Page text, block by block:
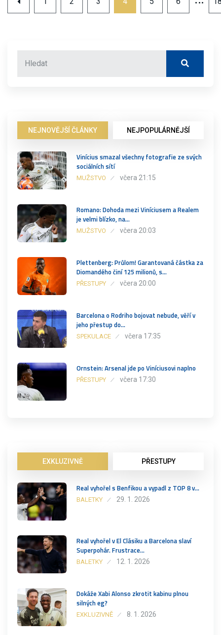
NEJNOVĚJŠÍ ČLÁNKY NEJPOPULÁRNĚJŠÍ
Vinícius smazal všechny fotografie ze svých
sociálních sítí
MUŽSTVO včera 21:15
Romano: Dohoda mezi Viníciusem a Realem
je velmi blízko, na…
MUŽSTVO včera 20:03
Plettenberg: Průlom! Garantovaná částka za
Diomandého činí 125 milionů, s…
PŘESTUPY včera 20:00
Barcelona o Rodriho bojovat nebude, věří v
jeho přestup do…
SPEKULACE včera 17:35
Ornstein: Arsenal jde po Viníciusovi naplno
PŘESTUPY včera 17:30
EXKLUZIVNĚ PŘESTUPY
Real vyhořel s Benfikou a vypadl z TOP 8 v…
BALETKY 29. 1. 2026
Real vyhořel v El Clásiku a Barcelona slaví
Superpohár. Frustrace…
BALETKY 12. 1. 2026
Dokáže Xabi Alonso zkrotit kabinu plnou
silných eg?
EXKLUZIVNĚ 8. 1. 2026